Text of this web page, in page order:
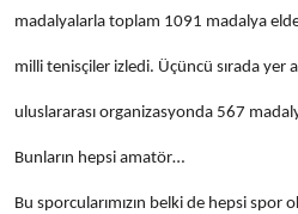
madalyalarla toplam 1091 madalya
milli tenisçiler izledi. Üçüncü sırada yer
uluslararası organizasyonda 567
Bunların hepsi amatör…
Bu sporcularımızın belki de hepsi spor